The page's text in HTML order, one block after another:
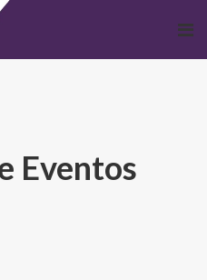
Eventos